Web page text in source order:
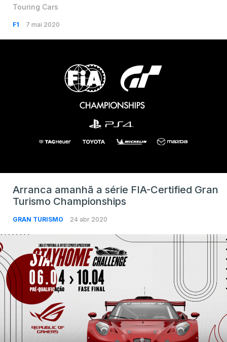
Touring Cars
F1 7 mai 2020
Arranca amanhã a série FIA-Certified Gran
Turismo Championships
GRAN TURISMO 24 abr 2020